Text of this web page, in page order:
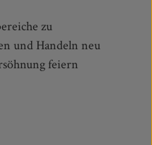
feiern